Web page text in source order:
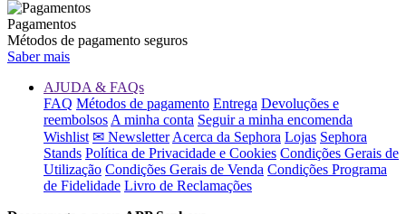
Pagamentos
Métodos de pagamento seguros
Saber mais
AJUDA & FAQs
FAQ Métodos de pagamento Entrega Devoluções e
reembolsos A minha conta Seguir a minha encomenda
Wishlist ✉ Newsletter Acerca da Sephora Lojas Sephora
Stands Política de Privacidade e Cookies Condições Gerais de
Utilização Condições Gerais de Venda Condições Programa
de Fidelidade Livro de Reclamações